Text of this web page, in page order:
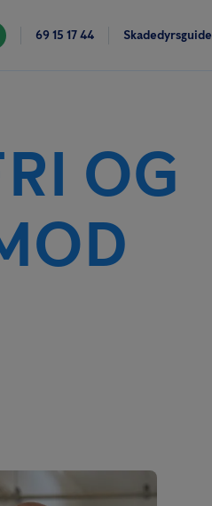
69 15 17 44 Skadedyrsguide
OG